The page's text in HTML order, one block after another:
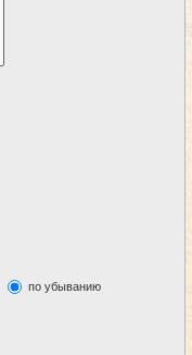
по убыванию